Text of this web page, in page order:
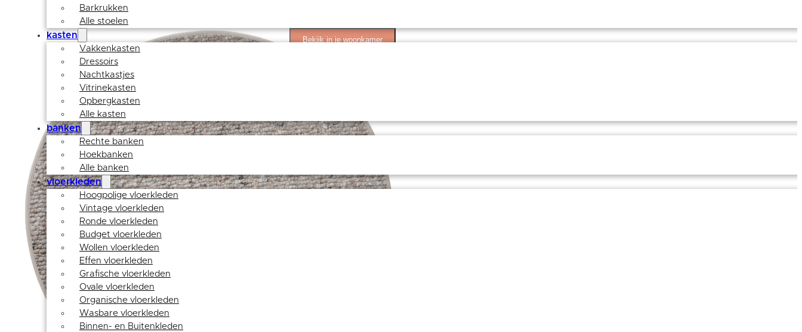
Barkrukken
Alle stoelen
kasten
Vakkenkasten
Dressoirs
Nachtkastjes
Vitrinekasten
Opbergkasten
Alle kasten
banken
Rechte banken
Hoekbanken
Alle banken
vloerkleden
Hoogpolige vloerkleden
Vintage vloerkleden
Ronde vloerkleden
Budget vloerkleden
Wollen vloerkleden
Effen vloerkleden
Grafische vloerkleden
Ovale vloerkleden
Organische vloerkleden
Wasbare vloerkleden
Binnen- en Buitenkleden
Bekijk in je woonkamer